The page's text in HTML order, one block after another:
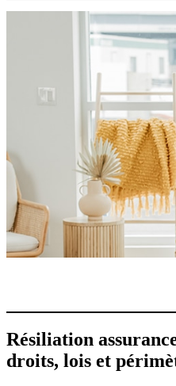
Résiliation
droits, lois et